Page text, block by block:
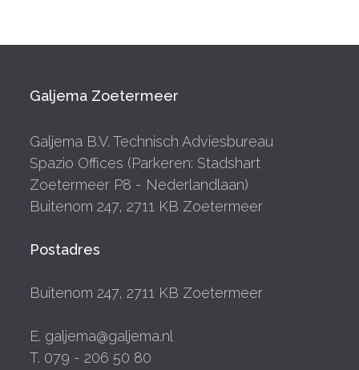
Galjema Zoetermeer
Galjema B.V. Technisch Adviesbureau
Spazio Offices (Parkeren: Stadshart
Zoetermeer P8 - Nederlandlaan)
Buitenom 247, 2711 KB Zoetermeer
Postadres
Buitenom 247, 2711 KB Zoetermeer
E. galjema@galjema.nl
T. 079 - 206 50 80